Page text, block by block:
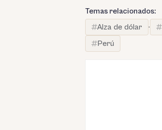
Temas relacionados:
Alza de dólar
·
Perú